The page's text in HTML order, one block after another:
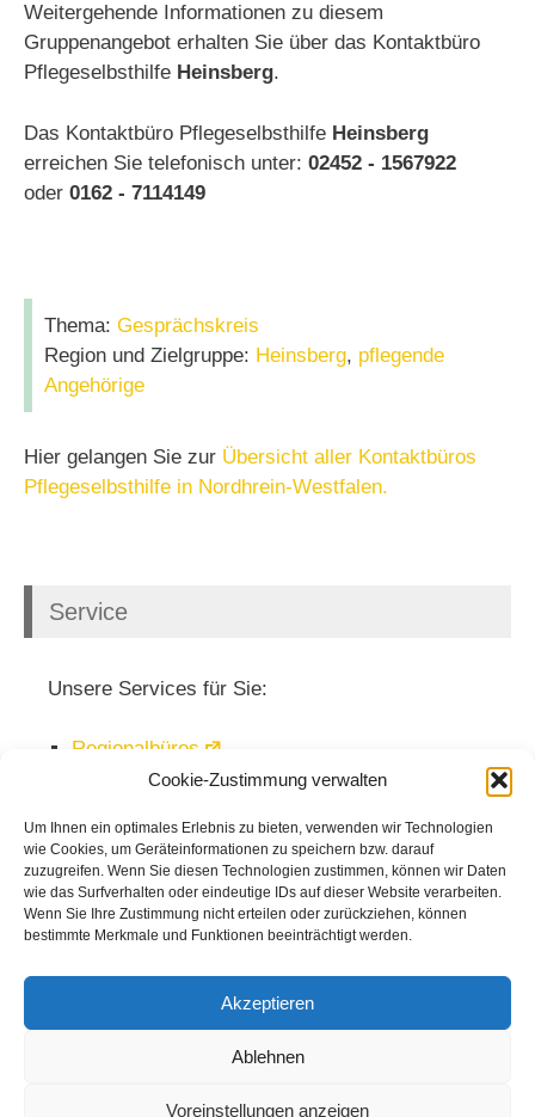
Cookie-Zustimmung verwalten
Um Ihnen ein optimales Erlebnis zu bieten, verwenden wir Technologien
wie Cookies, um Geräteinformationen zu speichern bzw. darauf
zuzugreifen. Wenn Sie diesen Technologien zustimmen, können wir Daten
wie das Surfverhalten oder eindeutige IDs auf dieser Website verarbeiten.
Wenn Sie Ihre Zustimmung nicht erteilen oder zurückziehen, können
bestimmte Merkmale und Funktionen beeinträchtigt werden.
Akzeptieren
Ablehnen
Voreinstellungen anzeigen
Weitergehende Informationen zu diesem
Gruppenangebot erhalten Sie über das Kontaktbüro
Pflegeselbsthilfe Heinsberg.
Das Kontaktbüro Pflegeselbsthilfe Heinsberg
erreichen Sie telefonisch unter: 02452 - 1567922
oder 0162 - 7114149
Thema: Gesprächskreis
Region und Zielgruppe: Heinsberg, pflegende
Angehörige
Hier gelangen Sie zur Übersicht aller Kontaktbüros
Pflegeselbsthilfe in Nordhrein-Westfalen.
Service
Unsere Services für Sie:
Regionalbüros
Veranstaltungen
Mediathek
Newsletter